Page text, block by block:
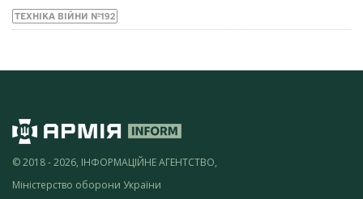
ТЕХНІКА ВІЙНИ №192
© 2018 - 2026, ІНФОРМАЦІЙНЕ АГЕНТСТВО,
Міністерство оборони України